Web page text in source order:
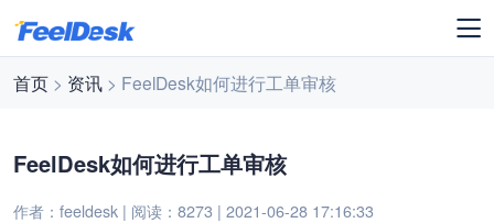
首页 > 资讯 > FeelDesk如何进行工单审核
FeelDesk如何进行工单审核
作者：feeldesk | 阅读：8273 | 2021-06-28 17:16:33